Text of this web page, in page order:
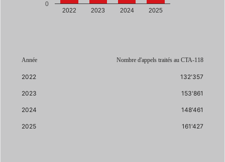
2022 2023 2024 2025
0
Année Nombre d'appels traités au CTA-118
2022 132'357
2023 153'861
2024 148'461
2025 161'427